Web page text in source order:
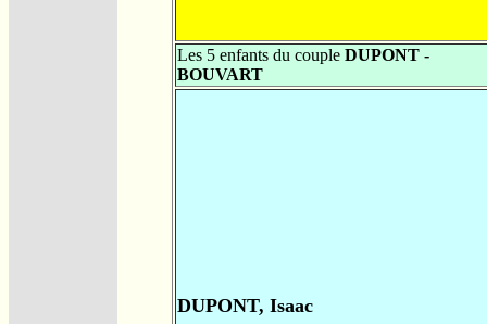
Les 5 enfants du couple DUPONT -
BOUVART
DUPONT, Isaac